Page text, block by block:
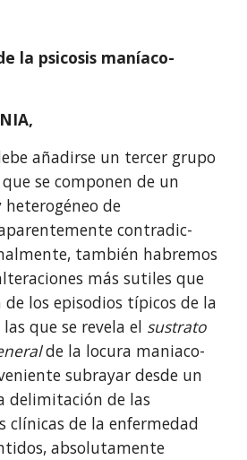
la psicosis maníaco-
añadirse un tercer grupo
que se componen de un
de
contradic­
también habremos
más sutiles que
de los episodios típicos de la
que se revela el sustrato
de la locura maniaco­
subrayar desde un
delimitación de las
clínicas de la enfermedad
absolutamente